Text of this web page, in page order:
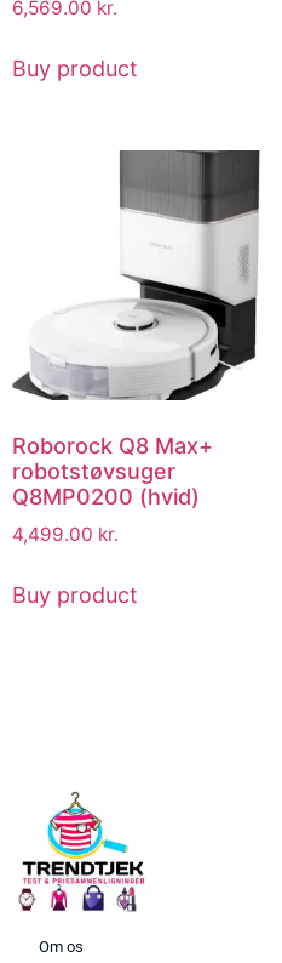
6,569.00 kr.
Buy product
Roborock Q8 Max+
robotstøvsuger
Q8MP0200 (hvid)
4,499.00 kr.
Buy product
Om os